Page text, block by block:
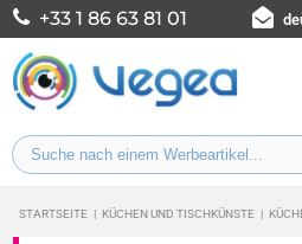
+33 1 86 63 81 01
STARTSEITE | KÜCHEN UND TISCHKÜNSTE |